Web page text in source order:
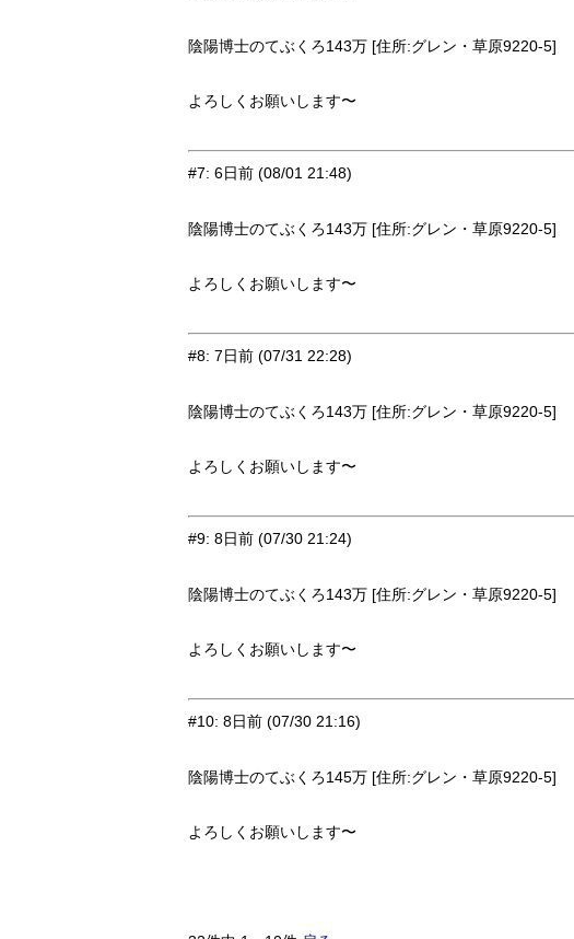
陰陽博士のてぶくろ143万 [住所:グレン・草原9220-5]
よろしくお願いします〜
#7: 6日前 (08/01 21:48)
陰陽博士のてぶくろ143万 [住所:グレン・草原9220-5]
よろしくお願いします〜
#8: 7日前 (07/31 22:28)
陰陽博士のてぶくろ143万 [住所:グレン・草原9220-5]
よろしくお願いします〜
#9: 8日前 (07/30 21:24)
陰陽博士のてぶくろ143万 [住所:グレン・草原9220-5]
よろしくお願いします〜
#10: 8日前 (07/30 21:16)
陰陽博士のてぶくろ145万 [住所:グレン・草原9220-5]
よろしくお願いします〜